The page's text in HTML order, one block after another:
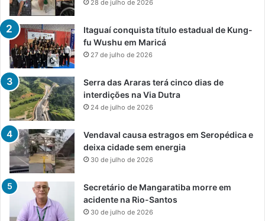
28 de julho de 2026
Itaguaí conquista título estadual de Kung-
fu Wushu em Maricá
27 de julho de 2026
Serra das Araras terá cinco dias de
interdições na Via Dutra
24 de julho de 2026
Vendaval causa estragos em Seropédica e
deixa cidade sem energia
30 de julho de 2026
Secretário de Mangaratiba morre em
acidente na Rio-Santos
30 de julho de 2026